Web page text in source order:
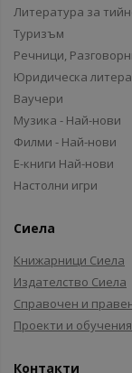
Литература за
Туризъм
Речници,
Юридическа
Ваучери
Музика - Най-нови
Филми - Най-нови
Е-книги Най-нови
Настолни игри
Сиела
Книжарници Сиела
Издателство Сиела
Справочен и
Проекти и
Контакти